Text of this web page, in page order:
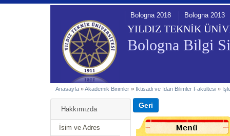
YILDIZ TEKNİK
Bologna Bilgi
Bologna 2018 Bologna 2013
Anasayfa »Akademik Birimler » İktisadi ve İdari Bilimler Fakültesi »
Hakkımızda
İsim ve Adres